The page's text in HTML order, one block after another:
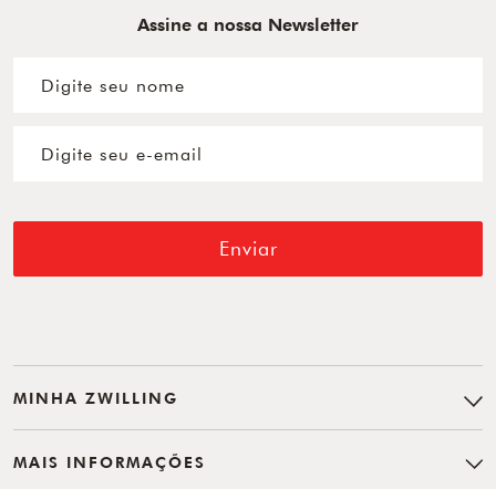
Assine a nossa Newsletter
Enviar
MINHA ZWILLING
MAIS INFORMAÇÕES